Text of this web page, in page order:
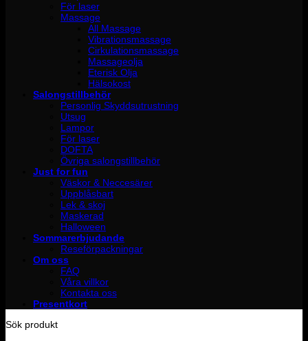
För laser
Massage
All Massage
Vibrationsmassage
Cirkulationsmassage
Massageolja
Eterisk Olja
Hälsokost
Salongstillbehör
Personlig Skyddsutrustning
Utsug
Lampor
För laser
DOFTA
Övriga salongstillbehör
Just for fun
Väskor & Neccesärer
Uppblåsbart
Lek & skoj
Maskerad
Halloween
Sommarerbjudande
Reseförpackningar
Om oss
FAQ
Våra villkor
Kontakta oss
Presentkort
Sök produkt